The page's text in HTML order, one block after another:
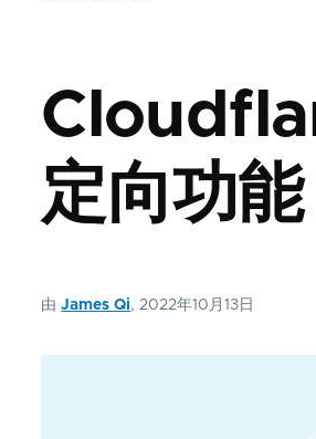
屑
定向功能
由James Qi, 2022年10月13日